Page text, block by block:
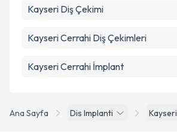
Ana Sayfa Dis Implanti Kayseri
Kayseri Diş Çekimi
Kayseri Cerrahi Diş Çekimleri
Kayseri Cerrahi İmplant